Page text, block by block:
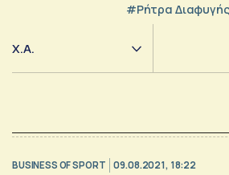
#ρήτρα Διαφυγής
Χ.Α.
BUSINESS OF SPORT 09.08.2021, 18:22